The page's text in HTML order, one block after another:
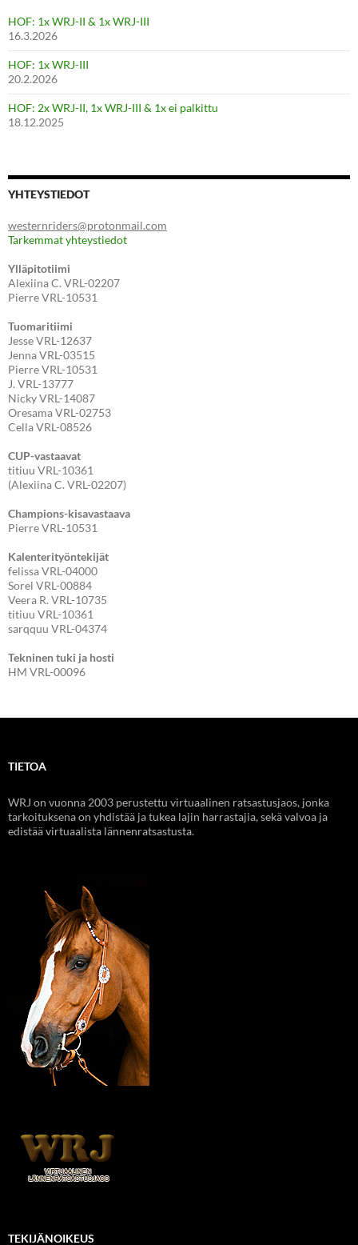
HOF: 1x WRJ-II & 1x WRJ-III
16.3.2026
HOF: 1x WRJ-III
20.2.2026
HOF: 2x WRJ-II, 1x WRJ-III & 1x ei palkittu
18.12.2025
YHTEYSTIEDOT
westernriders@protonmail.com
Tarkemmat yhteystiedot
Ylläpitotiimi
Alexiina C. VRL-02207
Pierre VRL-10531
Tuomaritiimi
Jesse VRL-12637
Jenna VRL-03515
Pierre VRL-10531
J. VRL-13777
Nicky VRL-14087
Oresama VRL-02753
Cella VRL-08526
CUP-vastaavat
titiuu VRL-10361
(Alexiina C. VRL-02207)
Champions-kisavastaava
Pierre VRL-10531
Kalenterityöntekijät
felissa VRL-04000
Sorel VRL-00884
Veera R. VRL-10735
titiuu VRL-10361
sarqquu VRL-04374
Tekninen tuki ja hosti
HM VRL-00096
TIETOA
WRJ on vuonna 2003 perustettu virtuaalinen ratsastusjaos, jonka
tarkoituksena on yhdistää ja tukea lajin harrastajia, sekä valvoa ja
edistää virtuaalista lännenratsastusta.
TEKIJÄNOIKEUS